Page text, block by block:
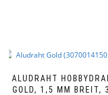
ALUDRAHT
GOLD, 1,5 MM BREIT,